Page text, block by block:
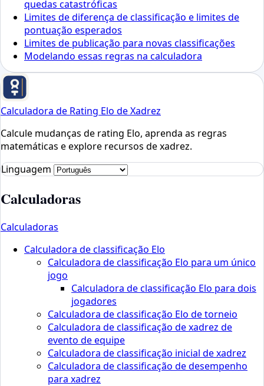
quedas catastróficas
Limites de diferença de classificação e limites de
pontuação esperados
Limites de publicação para novas classificações
Modelando essas regras na calculadora
Calculadora de Rating Elo de Xadrez
Calcule mudanças de rating Elo, aprenda as regras
matemáticas e explore recursos de xadrez.
Linguagem
Calculadoras
Calculadoras
Calculadora de classificação Elo
Calculadora de classificação Elo para um único
jogo
Calculadora de classificação Elo para dois
jogadores
Calculadora de classificação Elo de torneio
Calculadora de classificação de xadrez de
evento de equipe
Calculadora de classificação inicial de xadrez
Calculadora de classificação de desempenho
para xadrez